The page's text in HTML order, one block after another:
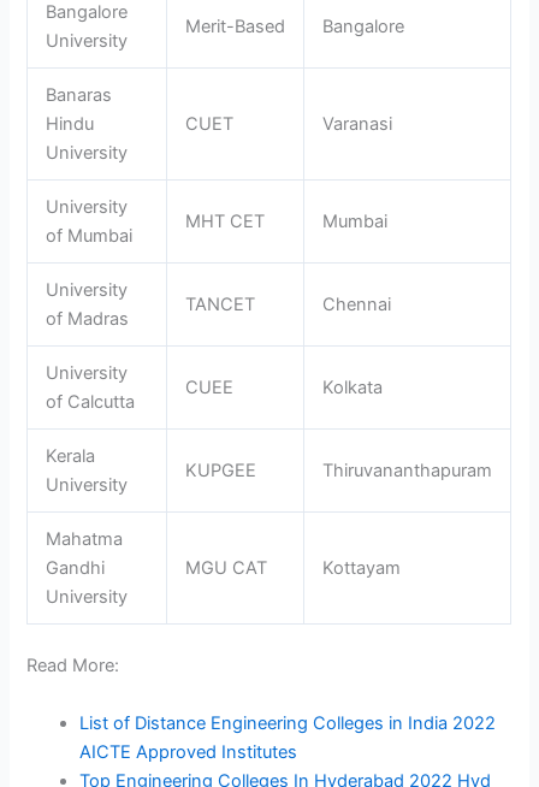
Bangalore
University
Merit-Based Bangalore
Banaras
Hindu
University
CUET Varanasi
University
of Mumbai
MHT CET Mumbai
University
of Madras
TANCET Chennai
University
of Calcutta
CUEE Kolkata
Kerala
University
KUPGEE Thiruvananthapuram
Mahatma
Gandhi
University
MGU CAT Kottayam
Read More:
List of Distance Engineering Colleges in India 2022
AICTE Approved Institutes
Top Engineering Colleges In Hyderabad 2022 Hyd